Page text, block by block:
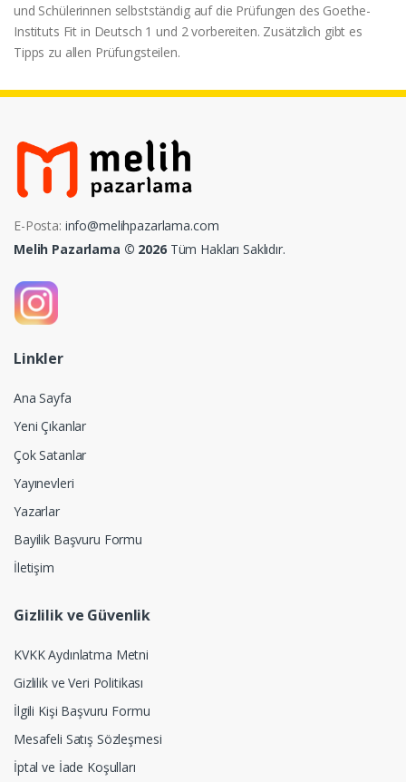
und Schülerinnen selbstständig auf die Prüfungen des Goethe-
Instituts Fit in Deutsch 1 und 2 vorbereiten. Zusätzlich gibt es
Tipps zu allen Prüfungsteilen.
E-Posta: info@melihpazarlama.com
Melih Pazarlama © 2026Tüm Hakları Saklıdır.
Linkler
Ana Sayfa
Yeni Çıkanlar
Çok Satanlar
Yayınevleri
Yazarlar
Bayilik Başvuru Formu
İletişim
Gizlilik ve Güvenlik
KVKK Aydınlatma Metni
Gizlilik ve Veri Politikası
İlgili Kişi Başvuru Formu
Mesafeli Satış Sözleşmesi
İptal ve İade Koşulları